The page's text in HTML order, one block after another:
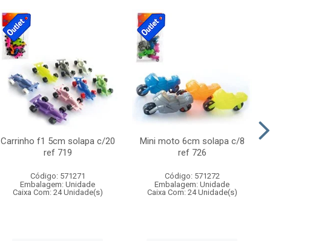
Carrinho f1 5cm solapa c/20
ref 719
Código: 571271
Embalagem: Unidade
Caixa Com: 24 Unidade(s)
Mini moto 6cm solapa c/8
ref 726
Código: 571272
Embalagem: Unidade
Caixa Com: 24 Unidade(s)